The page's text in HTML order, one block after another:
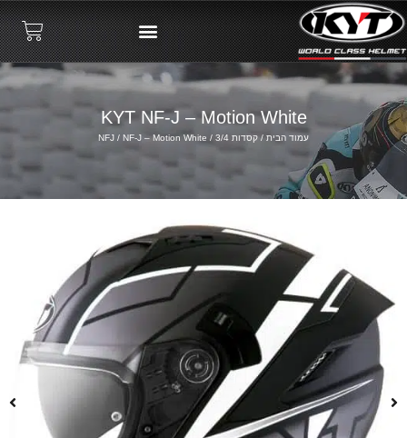
KYT NF-J – Motion White
עמוד הבית / קסדות 3/4 /
NFJ / NF-J – Motion White